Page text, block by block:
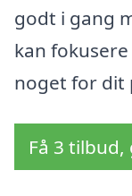
godt i gang
kan
noget for dit
Få 3